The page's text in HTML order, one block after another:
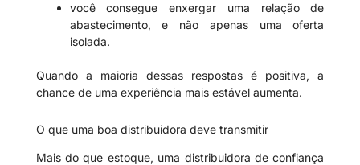
você consegue enxergar uma relação de
abastecimento, e não apenas uma oferta
isolada.
Quando a maioria dessas respostas é positiva, a
chance de uma experiência mais estável aumenta.
O que uma boa distribuidora deve transmitir
Mais do que estoque, uma distribuidora de confiança